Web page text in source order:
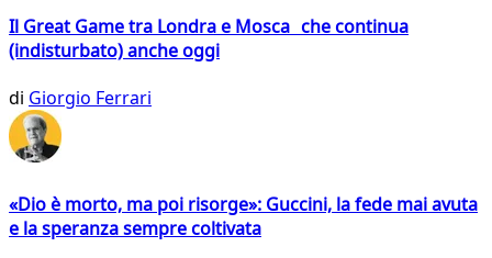
Il Great Game tra Londra e Mosca che continua
(indisturbato) anche oggi
di Giorgio Ferrari
«Dio è morto, ma poi risorge»: Guccini, la fede mai avuta
e la speranza sempre coltivata